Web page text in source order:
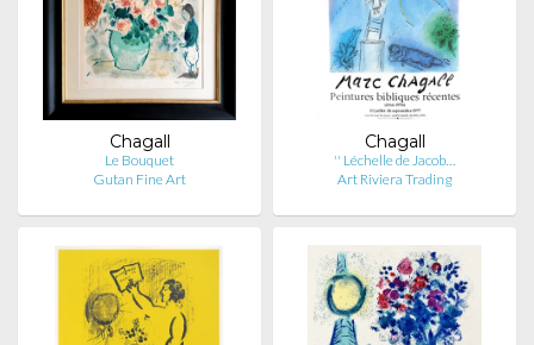
Chagall
Le Bouquet
Gutan Fine Art
Chagall
'' Léchelle de Jacob…
Art Riviera Trading